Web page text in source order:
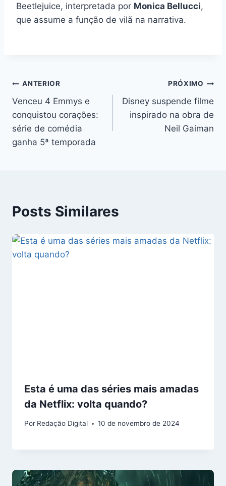
Beetlejuice, interpretada por Monica Bellucci,
que assume a função de vilã na narrativa.
Navegação
de
Post
ANTERIOR
Venceu 4 Emmys e
conquistou corações:
série de comédia
ganha 5ª temporada
PRÓXIMO
Disney suspende filme
inspirado na obra de
Neil Gaiman
Posts Similares
Esta é uma das séries mais amadas
da Netflix: volta quando?
Por Redação Digital 10 de novembro de 2024